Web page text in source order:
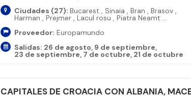
Ciudades (27): Bucarest , Sinaia , Bran , Brasov ,
Harman , Prejmer , Lacul rosu , Piatra Neamt ...
Proveedor: Europamundo
Salidas: 26 de agosto 9 de septiembre
23 de septiembre 7 de octubre 21 de octubre
CAPITALES DE CROACIA CON ALBANIA,